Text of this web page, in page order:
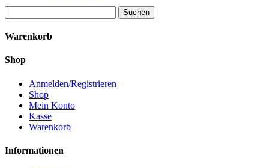
nach:
Warenkorb
Shop
Anmelden/Registrieren
Shop
Mein Konto
Kasse
Warenkorb
Informationen